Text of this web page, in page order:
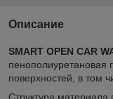
Описание
SMART OPEN CAR
пенополиуретановая
поверхностей, в том
Структура материала